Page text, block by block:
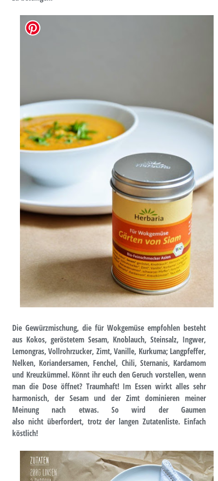
Die Gewürzmischung, die für Wokgemüse empfohlen besteht
aus Kokos, geröstetem Sesam, Knoblauch, Steinsalz, Ingwer,
Lemongras, Vollrohrzucker, Zimt, Vanille, Kurkuma; Langpfeffer,
Nelken, Koriandersamen, Fenchel, Chili, Sternanis, Kardamom
und Kreuzkümmel. Könnt ihr euch den Geruch vorstellen, wenn
man die Dose öffnet? Traumhaft! Im Essen wirkt alles sehr
harmonisch, der Sesam und der Zimt dominieren meiner
Meinung nach etwas. So wird der Gaumen
also nicht überfordert, trotz der langen Zutatenliste. Einfach
köstlich!